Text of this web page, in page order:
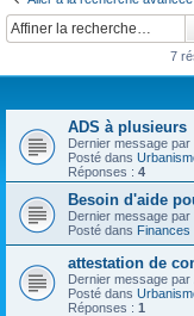
7
ADS à plusieurs
Dernier message par
Posté dans
Réponses : 4
Besoin d'aide
Dernier message par
Posté dans Finances
attestation de
Dernier message par
Posté dans
Réponses : 1